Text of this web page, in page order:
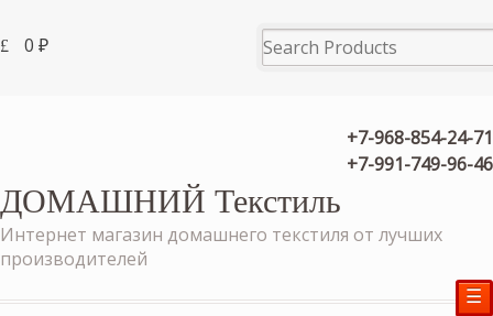
0 ₽
+7-968-854-24-71
+7-991-749-96-46
ДОМАШНИЙ Текстиль
Интернет магазин домашнего текстиля от лучших
производителей
☰